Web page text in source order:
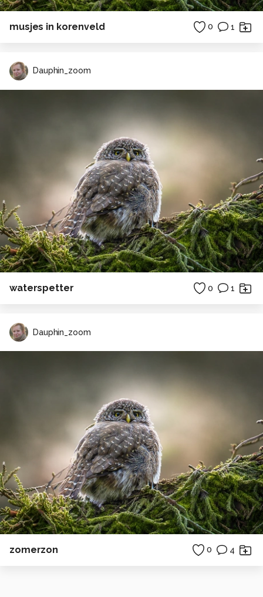
musjes in korenveld 0 1
Dauphin_zoom
waterspetter 0 1
Dauphin_zoom
zomerzon 0 4